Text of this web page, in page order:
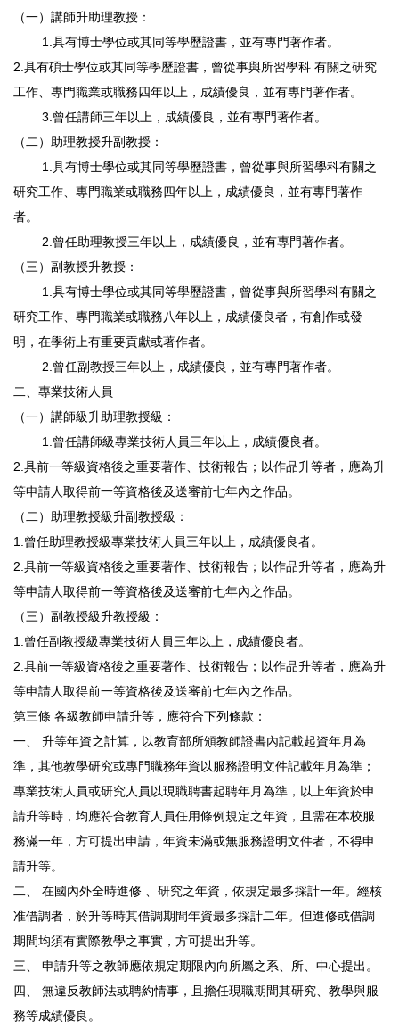
（一）講師升助理教授：
1.具有博士學位或其同等學歷證書，並有專門著作者。
2.具有碩士學位或其同等學歷證書，曾從事與所習學科 有關之研究
工作、專門職業或職務四年以上，成績優良，並有專門著作者。
3.曾任講師三年以上，成績優良，並有專門著作者。
（二）助理教授升副教授：
1.具有博士學位或其同等學歷證書，曾從事與所習學科有關之
研究工作、專門職業或職務四年以上，成績優良，並有專門著作
者。
2.曾任助理教授三年以上，成績優良，並有專門著作者。
（三）副教授升教授：
1.具有博士學位或其同等學歷證書，曾從事與所習學科有關之
研究工作、專門職業或職務八年以上，成績優良者，有創作或發
明，在學術上有重要貢獻或著作者。
2.曾任副教授三年以上，成績優良，並有專門著作者。
二、專業技術人員
（一）講師級升助理教授級：
1.曾任講師級專業技術人員三年以上，成績優良者。
2.具前一等級資格後之重要著作、技術報告；以作品升等者，應為升
等申請人取得前一等資格後及送審前七年內之作品。
（二）助理教授級升副教授級：
1.曾任助理教授級專業技術人員三年以上，成績優良者。
2.具前一等級資格後之重要著作、技術報告；以作品升等者，應為升
等申請人取得前一等資格後及送審前七年內之作品。
（三）副教授級升教授級：
1.曾任副教授級專業技術人員三年以上，成績優良者。
2.具前一等級資格後之重要著作、技術報告；以作品升等者，應為升
等申請人取得前一等資格後及送審前七年內之作品。
第三條 各級教師申請升等，應符合下列條款：
一、 升等年資之計算，以教育部所頒教師證書內記載起資年月為
準，其他教學研究或專門職務年資以服務證明文件記載年月為準；
專業技術人員或研究人員以現職聘書起聘年月為準，以上年資於申
請升等時，均應符合教育人員任用條例規定之年資，且需在本校服
務滿一年，方可提出申請，年資未滿或無服務證明文件者，不得申
請升等。
二、 在國內外全時進修 、研究之年資，依規定最多採計一年。經核
准借調者，於升等時其借調期間年資最多採計二年。但進修或借調
期間均須有實際教學之事實，方可提出升等。
三、 申請升等之教師應依規定期限內向所屬之系、所、中心提出。
四、 無違反教師法或聘約情事，且擔任現職期間其研究、教學與服
務等成績優良。